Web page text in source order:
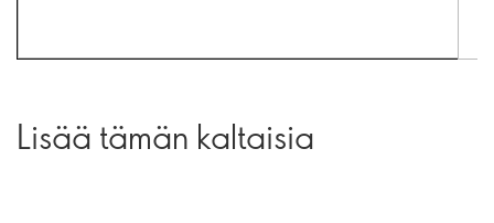
Lisää tämän kaltaisia